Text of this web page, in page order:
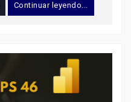
Continuar leyendo...